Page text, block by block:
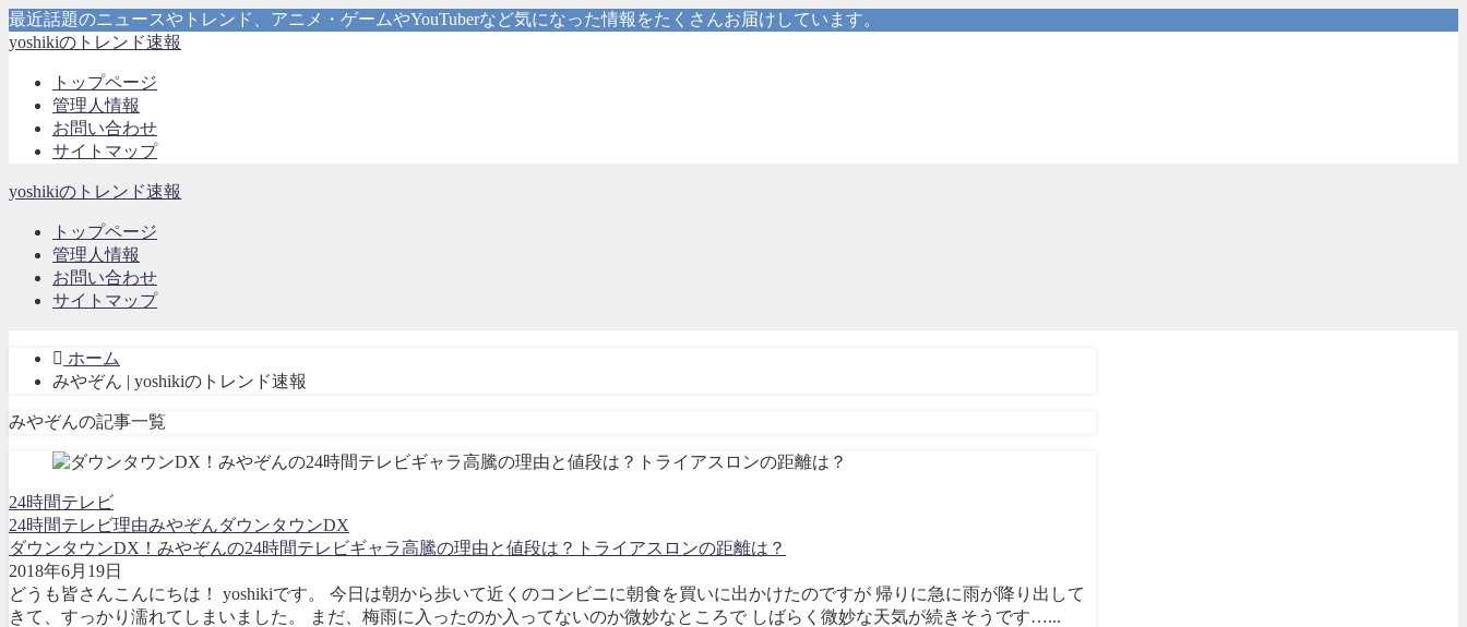
最近話題のニュースやトレンド、アニメ・ゲームやYouTuberなど気になった情報をたくさんお届けしています。
yoshikiのトレンド速報
トップページ
管理人情報
お問い合わせ
サイトマップ
yoshikiのトレンド速報
トップページ
管理人情報
お問い合わせ
サイトマップ
ホーム
みやぞん | yoshikiのトレンド速報
みやぞんの記事一覧
24時間テレビ
24時間テレビ理由みやぞんダウンタウンDX
ダウンタウンDX！みやぞんの24時間テレビギャラ高騰の理由と値段は？トライアスロンの距離は？
2018年6月19日
どうも皆さんこんにちは！ yoshikiです。 今日は朝から歩いて近くのコンビニに朝食を買いに出かけたのですが 帰りに急に雨が降り出して
きて、すっかり濡れてしまいました。 まだ、梅雨に入ったのか入ってないのか微妙なところで しばらく微妙な天気が続きそうです…...